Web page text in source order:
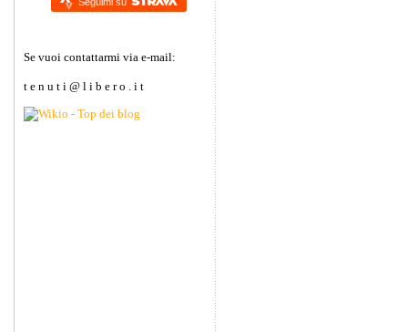
Se vuoi contattarmi via e-mail:
t e n u t i @ l i b e r o . i t